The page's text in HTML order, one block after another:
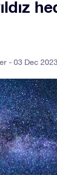
03 Dec 2023